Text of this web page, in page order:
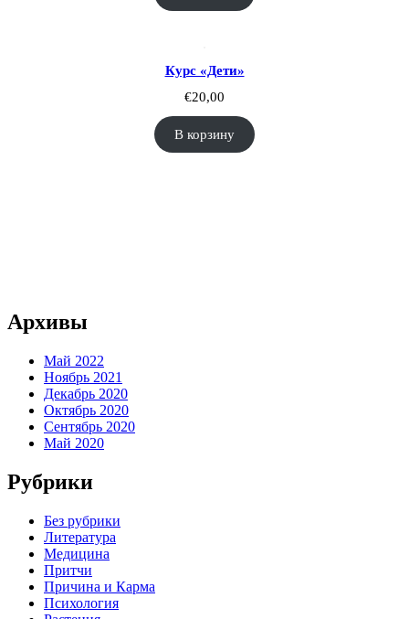
Курс «Дети»
€20,00
В корзину
Архивы
Май 2022
Ноябрь 2021
Декабрь 2020
Октябрь 2020
Сентябрь 2020
Май 2020
Рубрики
Без рубрики
Литература
Медицина
Притчи
Причина и Карма
Психология